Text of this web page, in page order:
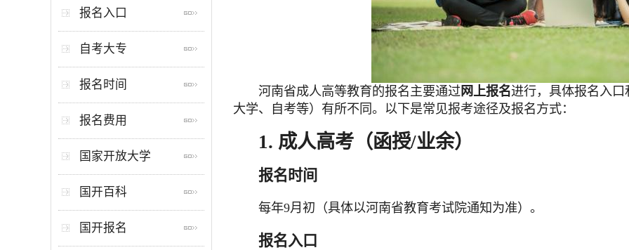
报名入口
自考大专
报名时间
报名费用
国家开放大学
国开百科
国开报名
河南省成人高等教育的报名主要通过 网上报名进行，具体报名入
大学、自考等）有所不同。以下是常见报考途径及报名方式：
1. 成人高考（函授/业余）
报名时间
每年9月初（具体以河南省教育考试院通知为准）。
报名入口